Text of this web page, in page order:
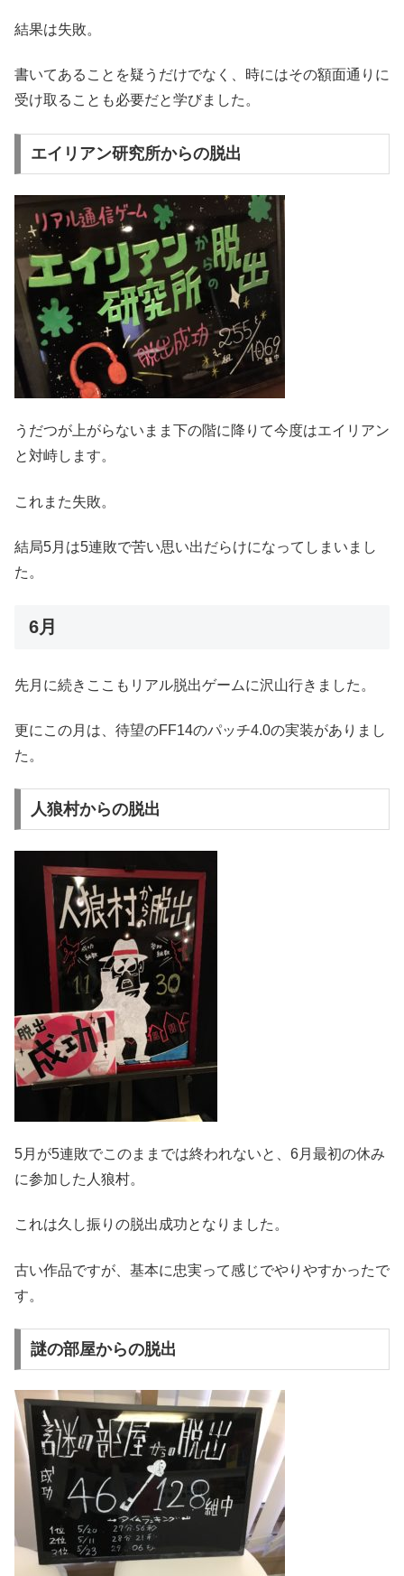
結果は失敗。
書いてあることを疑うだけでなく、時にはその額面通りに
受け取ることも必要だと学びました。
エイリアン研究所からの脱出
うだつが上がらないまま下の階に降りて今度はエイリアン
と対峙します。
これまた失敗。
結局5月は5連敗で苦い思い出だらけになってしまいまし
た。
6月
先月に続きここもリアル脱出ゲームに沢山行きました。
更にこの月は、待望のFF14のパッチ4.0の実装がありまし
た。
人狼村からの脱出
5月が5連敗でこのままでは終われないと、6月最初の休み
に参加した人狼村。
これは久し振りの脱出成功となりました。
古い作品ですが、基本に忠実って感じでやりやすかったで
す。
謎の部屋からの脱出